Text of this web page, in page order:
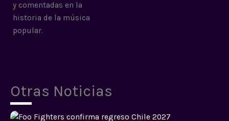
y comentadas en la
historia de la música
popular.
Otras Noticias